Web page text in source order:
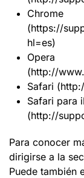
Chrome
(https://
hl=es)
Opera
(http://
Safari
Safari para
(http://
Para conocer
dirigirse a la
Puede también